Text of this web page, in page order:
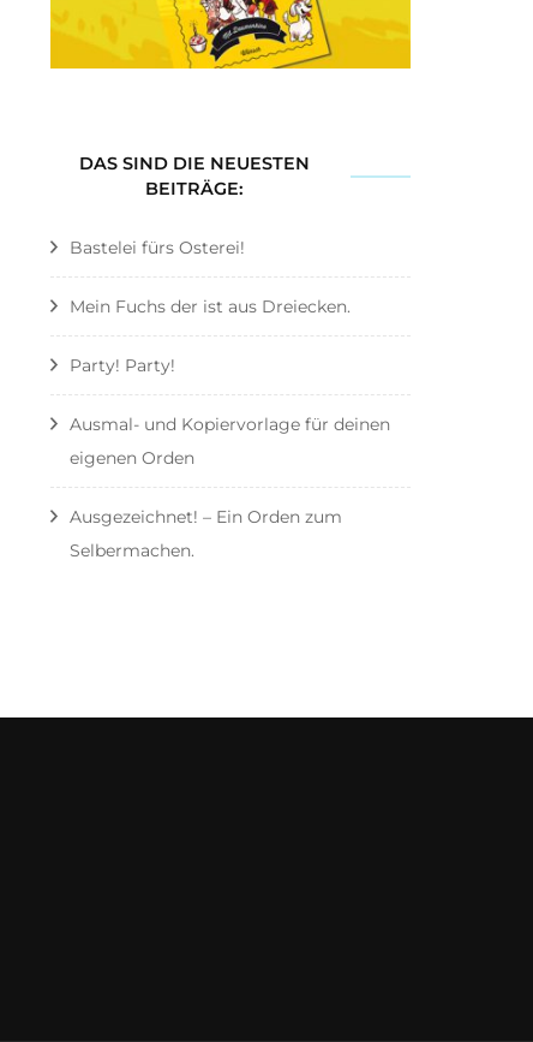
DAS SIND DIE NEUESTEN
BEITRÄGE:
Bastelei fürs Osterei!
Mein Fuchs der ist aus Dreiecken.
Party! Party!
Ausmal- und Kopiervorlage für deinen
eigenen Orden
Ausgezeichnet! – Ein Orden zum
Selbermachen.